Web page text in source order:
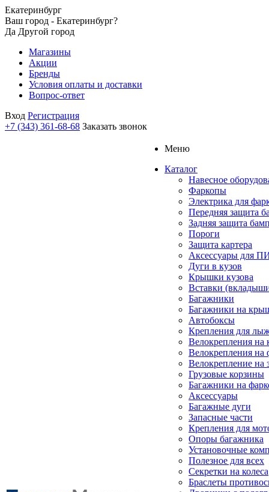
Екатеринбург
Ваш город - Екатеринбург?
Да Другой город
Магазины
Акции
Бренды
Условия оплаты и доставки
Вопрос-ответ
Вход Регистрация
+7 (343) 361-68-68 Заказать звонок
Меню
Каталог
Навесное
Фаркопы
Электрика для
Передняя защита
Задняя защита
Пороги
Защита картера
Аксессуары для
Дуги в кузов
Крышки кузова
Вставки
Багажники
Багажники на
Автобоксы
Крепления для
Велокрепления
Велокрепления на
Велокрепление на
Грузовые корзины
Багажники на
Аксессуары
Багажные дуги
Запасные части
Крепления для
Опоры багажника
Установочные
Полезное для всех
Секретки на колеса
Браслеты